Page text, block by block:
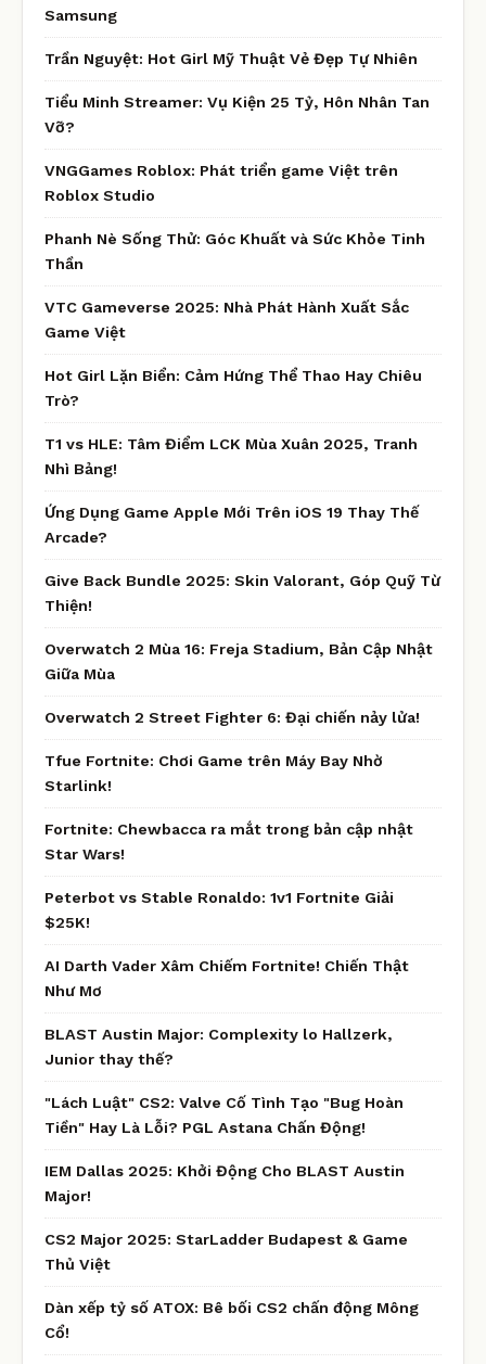
Samsung
Trần Nguyệt: Hot Girl Mỹ Thuật Vẻ Đẹp Tự Nhiên
Tiểu Minh Streamer: Vụ Kiện 25 Tỷ, Hôn Nhân Tan
Vỡ?
VNGGames Roblox: Phát triển game Việt trên
Roblox Studio
Phanh Nè Sống Thử: Góc Khuất và Sức Khỏe Tinh
Thần
VTC Gameverse 2025: Nhà Phát Hành Xuất Sắc
Game Việt
Hot Girl Lặn Biển: Cảm Hứng Thể Thao Hay Chiêu
Trò?
T1 vs HLE: Tâm Điểm LCK Mùa Xuân 2025, Tranh
Nhì Bảng!
Ứng Dụng Game Apple Mới Trên iOS 19 Thay Thế
Arcade?
Give Back Bundle 2025: Skin Valorant, Góp Quỹ Từ
Thiện!
Overwatch 2 Mùa 16: Freja Stadium, Bản Cập Nhật
Giữa Mùa
Overwatch 2 Street Fighter 6: Đại chiến nảy lửa!
Tfue Fortnite: Chơi Game trên Máy Bay Nhờ
Starlink!
Fortnite: Chewbacca ra mắt trong bản cập nhật
Star Wars!
Peterbot vs Stable Ronaldo: 1v1 Fortnite Giải
$25K!
AI Darth Vader Xâm Chiếm Fortnite! Chiến Thật
Như Mơ
BLAST Austin Major: Complexity lo Hallzerk,
Junior thay thế?
"Lách Luật" CS2: Valve Cố Tình Tạo "Bug Hoàn
Tiền" Hay Là Lỗi? PGL Astana Chấn Động!
IEM Dallas 2025: Khởi Động Cho BLAST Austin
Major!
CS2 Major 2025: StarLadder Budapest & Game
Thủ Việt
Dàn xếp tỷ số ATOX: Bê bối CS2 chấn động Mông
Cổ!